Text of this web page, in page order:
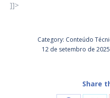
]]>
Category: Conteúdo
12 de setembro de 2025
Share